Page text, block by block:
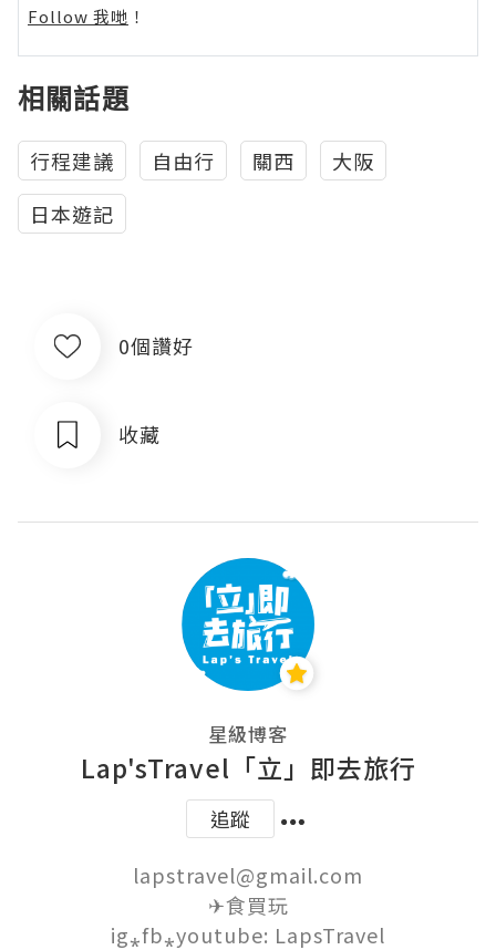
Follow 我哋 ！
相關話題
行程建議 自由行 關西
大阪
日本遊記
0個讚好
收藏
星級博客
Lap'sTravel「立」即去旅行
追蹤
lapstravel@gmail.com
✈食買玩
ig⁎fb⁎youtube: LapsTravel